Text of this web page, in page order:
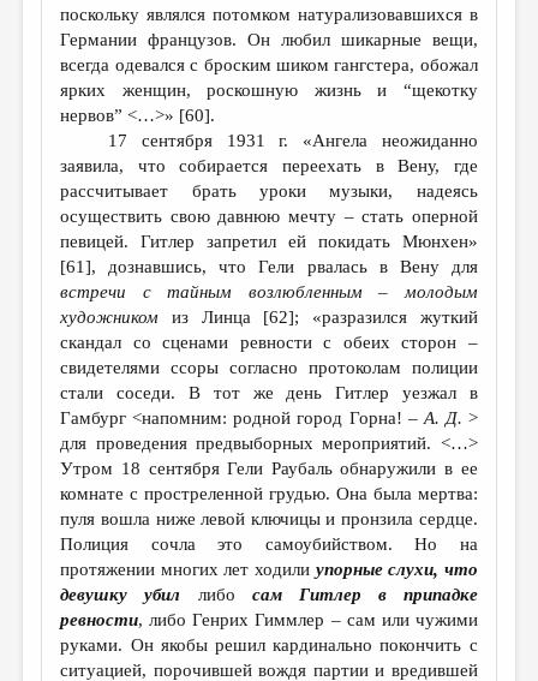
поскольку являлся потомком натурализовавшихся в
Германии французов. Он любил шикарные вещи,
всегда одевался с броским шиком гангстера, обожал
ярких женщин, роскошную жизнь и “щекотку
нервов” <…>» [60].
17 сентября 1931 г. «Ангела неожиданно
заявила, что собирается переехать в Вену, где
рассчитывает брать уроки музыки, надеясь
осуществить свою давнюю мечту – стать оперной
певицей. Гитлер запретил ей покидать Мюнхен»
[61], дознавшись, что Гели рвалась в Вену для
встречи с тайным возлюбленным – молодым
художником из Линца [62]; «разразился жуткий
скандал со сценами ревности с обеих сторон –
свидетелями ссоры согласно протоколам полиции
стали соседи. В тот же день Гитлер уезжал в
Гамбург <напомним: родной город Горна! – А. Д. >
для проведения предвыборных мероприятий. <…>
Утром 18 сентября Гели Раубаль обнаружили в ее
комнате с простреленной грудью. Она была мертва:
пуля вошла ниже левой ключицы и пронзила сердце.
Полиция сочла это самоубийством. Но на
протяжении многих лет ходили упорные слухи, что
девушку убил либо сам Гитлер в припадке
ревности, либо Генрих Гиммлер – сам или чужими
руками. Он якобы решил кардинально покончить с
ситуацией, порочившей вождя партии и вредившей